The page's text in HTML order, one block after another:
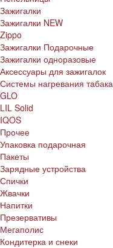
Зажигалки
Зажигалки NEW
Zippo
Зажигалки Подарочные
Зажигалки одноразовые
Аксессуары для зажигалок
Системы нагревания табака
GLO
LIL Solid
IQOS
Прочее
Упаковка подарочная
Пакеты
Зарядные устройства
Спички
Жвачки
Напитки
Презервативы
Мегаполис
Кондитерка и снеки